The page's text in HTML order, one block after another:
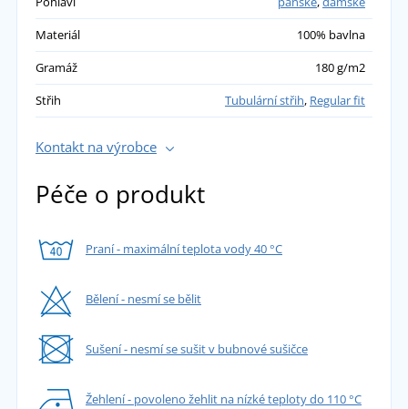
Materiál
100% bavlna
Gramáž
180 g/m2
Střih
Tubulární střih, Regular fit
Kontakt na výrobce
Péče o produkt
Praní - maximální teplota vody 40 °C
Bělení - nesmí se bělit
Sušení - nesmí se sušit v bubnové sušičce
Žehlení - povoleno žehlit na nízké teploty do 110 °C